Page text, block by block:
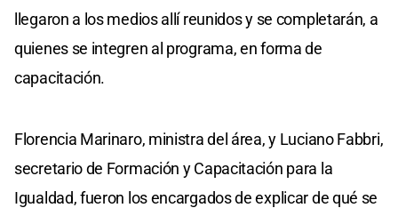
llegaron a los medios allí reunidos y se completarán, a
quienes se integren al programa, en forma de
capacitación.
Florencia Marinaro, ministra del área, y Luciano Fabbri,
secretario de Formación y Capacitación para la
Igualdad, fueron los encargados de explicar de qué se